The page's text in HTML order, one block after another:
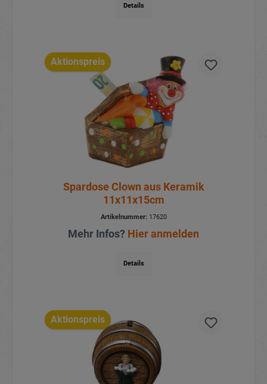
Details
Aktionspreis
Spardose Clown aus Keramik
11x11x15cm
Artikelnummer:17620
Mehr Infos? Hier anmelden
Details
Aktionspreis